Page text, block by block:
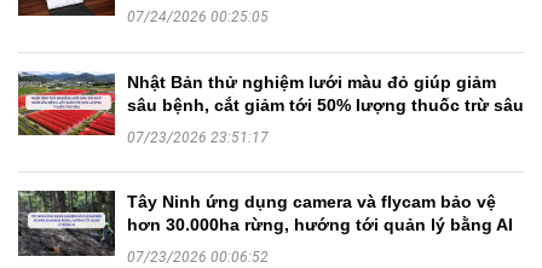
07/24/2026 00:25:05
Nhật Bản thử nghiệm lưới màu đỏ giúp giảm
sâu bệnh, cắt giảm tới 50% lượng thuốc trừ sâu
07/23/2026 23:51:17
Tây Ninh ứng dụng camera và flycam bảo vệ
hơn 30.000ha rừng, hướng tới quản lý bằng AI
07/23/2026 00:06:52